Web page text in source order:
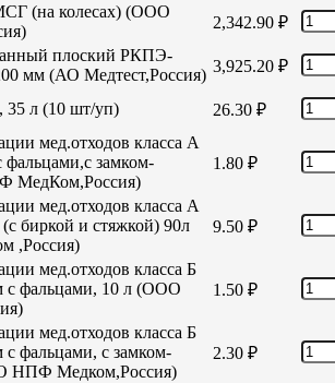
(на колесах) (ООО
2,342.90 ₽
плоский РКПЭ-
мм (АО Медтест,Россия) 3,925.20 ₽
35 л (10 шт/уп) 26.30 ₽
мед.отходов класса А
замком-
МедКом,Россия)
1.80 ₽
мед.отходов класса А
биркой и стяжкой) 90л
,Россия)
9.50 ₽
мед.отходов класса Б
с фальцами, 10 л (ООО
1.50 ₽
мед.отходов класса Б
фальцами, с замком-
НПФ Медком,Россия)
2.30 ₽